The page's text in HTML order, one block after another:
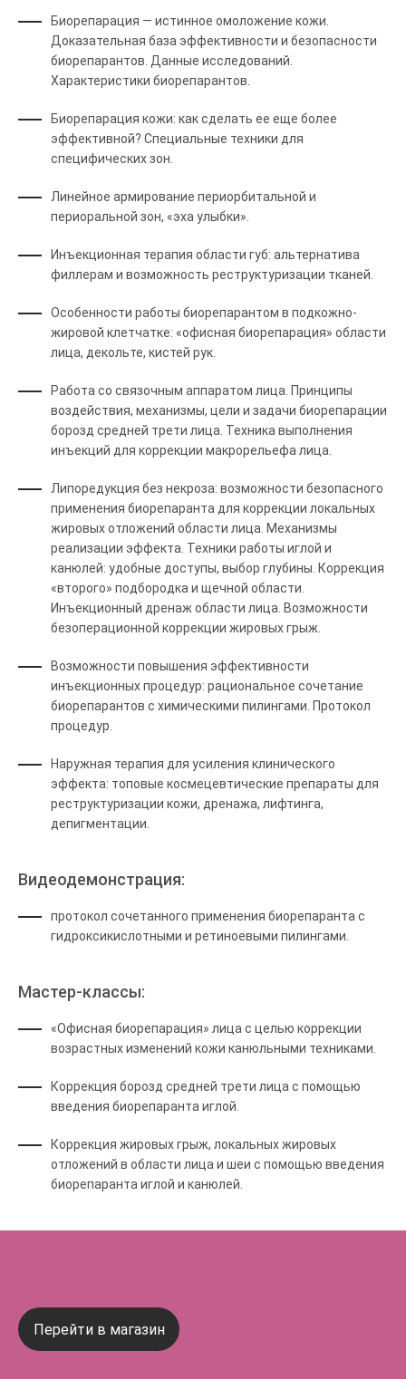
Биорепарация — истинное омоложение кожи.
Доказательная база эффективности и безопасности
биорепарантов. Данные исследований.
Характеристики биорепарантов.
Биорепарация кожи: как сделать ее еще более
эффективной? Специальные техники для
специфических зон.
Линейное армирование периорбитальной и
периоральной зон, «эха улыбки».
Инъекционная терапия области губ: альтернатива
филлерам и возможность реструктуризации тканей.
Особенности работы биорепарантом в подкожно-
жировой клетчатке: «офисная биорепарация» области
лица, декольте, кистей рук.
Работа со связочным аппаратом лица. Принципы
воздействия, механизмы, цели и задачи биорепарации
борозд средней трети лица. Техника выполнения
инъекций для коррекции макрорельефа лица.
Липоредукция без некроза: возможности безопасного
применения биорепаранта для коррекции локальных
жировых отложений области лица. Механизмы
реализации эффекта. Техники работы иглой и
канюлей: удобные доступы, выбор глубины. Коррекция
«второго» подбородка и щечной области.
Инъекционный дренаж области лица. Возможности
безоперационной коррекции жировых грыж.
Возможности повышения эффективности
инъекционных процедур: рациональное сочетание
биорепарантов с химическими пилингами. Протокол
процедур.
Наружная терапия для усиления клинического
эффекта: топовые космецевтические препараты для
реструктуризации кожи, дренажа, лифтинга,
депигментации.
Видеодемонстрация:
протокол сочетанного применения биорепаранта с
гидроксикислотными и ретиноевыми пилингами.
Мастер-классы:
«Офисная биорепарация» лица с целью коррекции
возрастных изменений кожи канюльными техниками.
Коррекция борозд средней трети лица с помощью
введения биорепаранта иглой.
Коррекция жировых грыж, локальных жировых
отложений в области лица и шеи с помощью введения
биорепаранта иглой и канюлей.
Перейти в магазин